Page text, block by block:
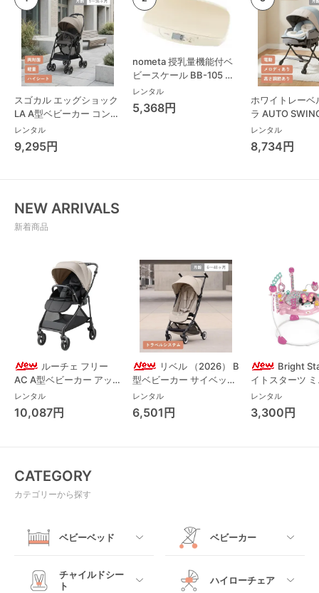
スゴカル エッグショック
LA A型ベビーカー コンビ
(Combi)
レンタル
9,295円
nometa 授乳量機能付ベ
ビースケール BB-105 タ
ニタ(TANITA) ベビースケ
ール・体重計
レンタル
5,368円
ホワイトレーベ
ラ AUTO
Long スリープ
コンビ(Combi)
チェア・ベビー
レンタル
8,734円
NEW ARRIVALS
新着商品
ルーチェ フリー
AC A型ベビーカー アッ
プリカ(Aprica) A型ベビ
ーカー アップリカ
(Aprica)
レンタル
10,087円
リベル （2026） B
型ベビーカー サイベック
ス(cybex)
レンタル
6,501円
Bright
イトスターツ
ス フォーエバ
レンド ジャン
パルー キッズ
レンタル
3,300円
CATEGORY
カテゴリーから探す
ベビーベッド
すべて
ベビーカー
すべて
チャイルドシー
ト
ハイローチェア